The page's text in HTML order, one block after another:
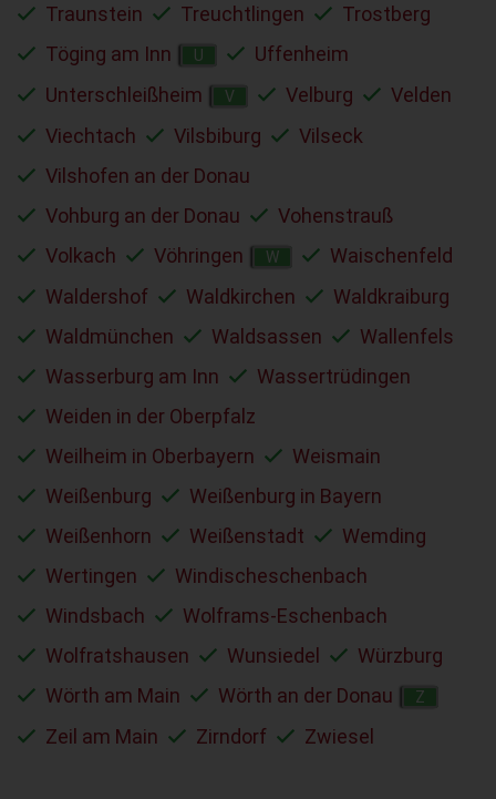
Traunstein
Treuchtlingen
Trostberg
Töging am Inn
U
Uffenheim
Unterschleißheim
V Velburg
Velden
Viechtach
Vilsbiburg
Vilseck
Vilshofen an der Donau
Vohburg an der Donau
Vohenstrauß
Volkach
Vöhringen W
Waischenfeld
Waldershof
Waldkirchen
Waldkraiburg
Waldmünchen
Waldsassen
Wallenfels
Wasserburg am Inn
Wassertrüdingen
Weiden in der Oberpfalz
Weilheim in Oberbayern
Weismain
Weißenburg
Weißenburg in Bayern
Weißenhorn
Weißenstadt
Wemding
Wertingen
Windischeschenbach
Windsbach
Wolframs-Eschenbach
Wolfratshausen
Wunsiedel
Würzburg
Wörth am Main
Wörth an der Donau Z
Zeil am Main Zirndorf Zwiesel